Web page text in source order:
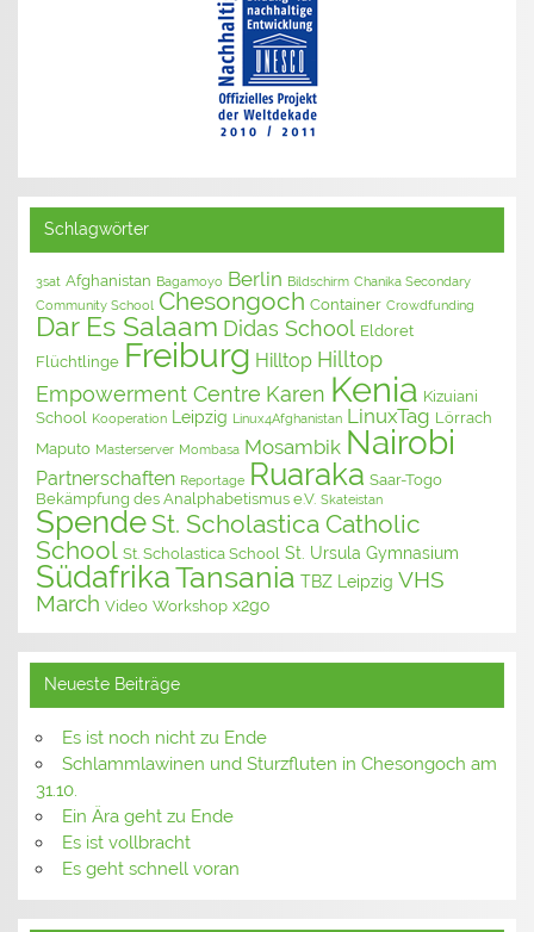
Schlagwörter
3sat Afghanistan Bagamoyo Berlin Bildschirm Chanika Secondary
Community School
Chesongoch Container Crowdfunding
Dar Es Salaam Didas School Eldoret
Flüchtlinge Freiburg Hilltop Hilltop
Empowerment Centre Karen Kenia Kizuiani
School Kooperation Leipzig Linux4Afghanistan LinuxTag Lörrach
Maputo Masterserver Mombasa Mosambik Nairobi
Partnerschaften Reportage Ruaraka Saar-Togo
Bekämpfung des Analphabetismus e.V. Skateistan
Spende St. Scholastica Catholic
School St. Scholastica School St. Ursula Gymnasium
SüdafrikaTansania TBZ Leipzig VHS
March Video Workshop x2go
Neueste Beiträge
Es ist noch nicht zu Ende
Schlammlawinen und Sturzfluten in Chesongoch am
31.10.
Ein Ära geht zu Ende
Es ist vollbracht
Es geht schnell voran